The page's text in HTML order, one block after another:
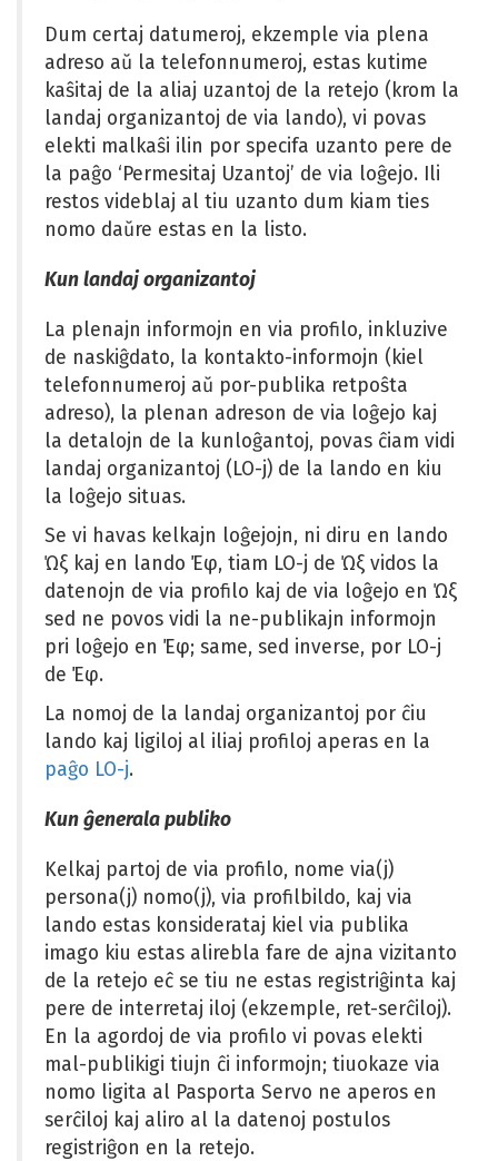
Dum certaj datumeroj, ekzemple via plena
adreso aŭ la telefonnumeroj, estas kutime
kaŝitaj de la aliaj uzantoj de la retejo (krom la
landaj organizantoj de via lando), vi povas
elekti malkaŝi ilin por specifa uzanto pere de
la paĝo ‘Permesitaj Uzantoj’ de via loĝejo. Ili
restos videblaj al tiu uzanto dum kiam ties
nomo daŭre estas en la listo.
Kun landaj organizantoj
La plenajn informojn en via profilo, inkluzive
de naskiĝdato, la kontakto-informojn (kiel
telefonnumeroj aŭ por-publika retpoŝta
adreso), la plenan adreson de via loĝejo kaj
la detalojn de la kunloĝantoj, povas ĉiam vidi
landaj organizantoj (LO-j) de la lando en kiu
la loĝejo situas.
Se vi havas kelkajn loĝejojn, ni diru en lando
Ώξ kaj en lando Έφ, tiam LO-j de Ώξ vidos la
datenojn de via profilo kaj de via loĝejo en Ώξ
sed ne povos vidi la ne-publikajn informojn
pri loĝejo en Έφ; same, sed inverse, por LO-j
de Έφ.
La nomoj de la landaj organizantoj por ĉiu
lando kaj ligiloj al iliaj profiloj aperas en la
paĝo LO-j.
Kun ĝenerala publiko
Kelkaj partoj de via profilo, nome via(j)
persona(j) nomo(j), via profilbildo, kaj via
lando estas konsiderataj kiel via publika
imago kiu estas alirebla fare de ajna vizitanto
de la retejo eĉ se tiu ne estas registriĝinta kaj
pere de interretaj iloj (ekzemple, ret-serĉiloj).
En la agordoj de via profilo vi povas elekti
mal-publikigi tiujn ĉi informojn; tiuokaze via
nomo ligita al Pasporta Servo ne aperos en
serĉiloj kaj aliro al la datenoj postulos
registriĝon en la retejo.